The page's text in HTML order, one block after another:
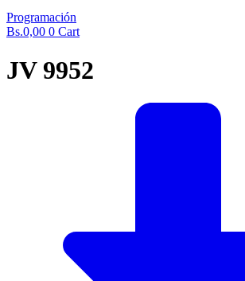
Programación
Bs.0,00 0 Cart
JV 9952